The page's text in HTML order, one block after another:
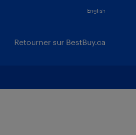
English
Retourner sur BestBuy.ca